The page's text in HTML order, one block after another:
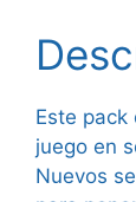
Este pack
juego en
Nuevos